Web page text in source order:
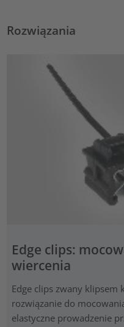
Rozwiązania
Edge clips:
wiercenia
Edge clips zwany
rozwiązanie do
elastyczne prowadzenie